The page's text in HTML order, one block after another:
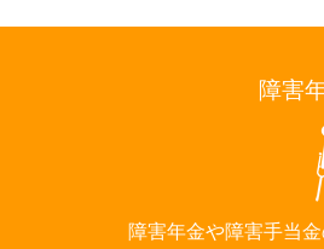
障害
障害年金や障害手当